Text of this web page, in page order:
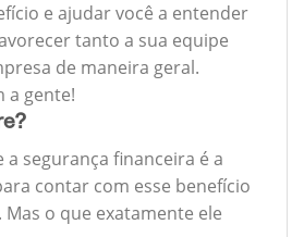
e ajudar você a entender
tanto a sua equipe
de maneira geral.
a gente!
a segurança financeira é a
contar com esse benefício
Mas o que exatamente ele